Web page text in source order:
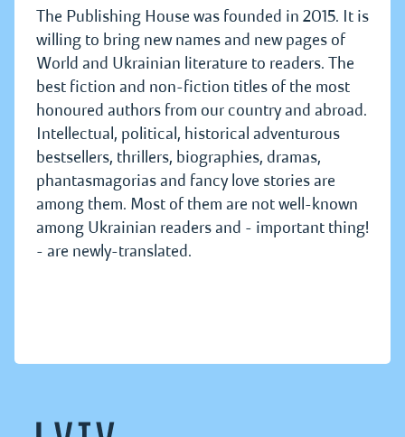
The Publishing House was founded in 2015. It is
willing to bring new names and new pages of
World and Ukrainian literature to readers. The
best fiction and non-fiction titles of the most
honoured authors from our country and abroad.
Intellectual, political, historical adventurous
bestsellers, thrillers, biographies, dramas,
phantasmagorias and fancy love stories are
among them. Most of them are not well-known
among Ukrainian readers and - important thing!
- are newly-translated.